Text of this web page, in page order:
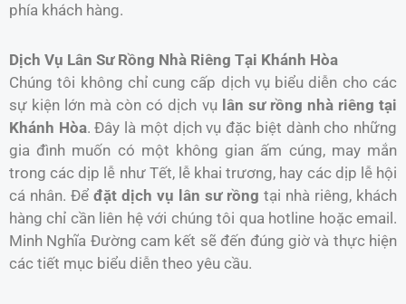
phía khách hàng.
Dịch Vụ Lân Sư Rồng Nhà Riêng Tại Khánh Hòa
Chúng tôi không chỉ cung cấp dịch vụ biểu diễn cho các
sự kiện lớn mà còn có dịch vụ lân sư rồng nhà riêng tại
Khánh Hòa. Đây là một dịch vụ đặc biệt dành cho những
gia đình muốn có một không gian ấm cúng, may mắn
trong các dịp lễ như Tết, lễ khai trương, hay các dịp lễ hội
cá nhân. Để đặt dịch vụ lân sư rồng tại nhà riêng, khách
hàng chỉ cần liên hệ với chúng tôi qua hotline hoặc email.
Minh Nghĩa Đường cam kết sẽ đến đúng giờ và thực hiện
các tiết mục biểu diễn theo yêu cầu.